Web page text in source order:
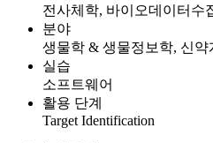
전사체학, 바이오데이터수
분야
생물학 & 생물정보학, 신약
실습
소프트웨어
활용 단계
Target Identification